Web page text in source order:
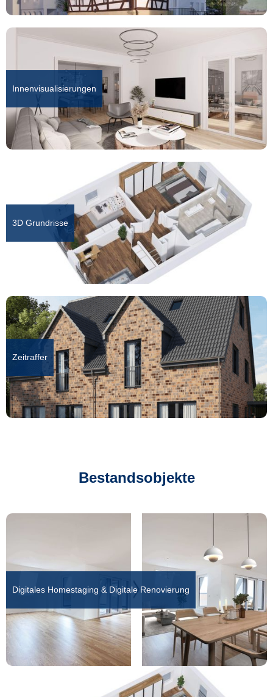
Innenvisualisierungen
3D Grundrisse
Zeitraffer
Bestandsobjekte
Digitales Homestaging & Digitale Renovierung